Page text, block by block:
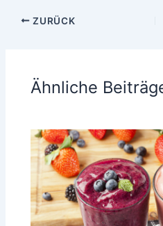
ZURÜCK
Ähnliche